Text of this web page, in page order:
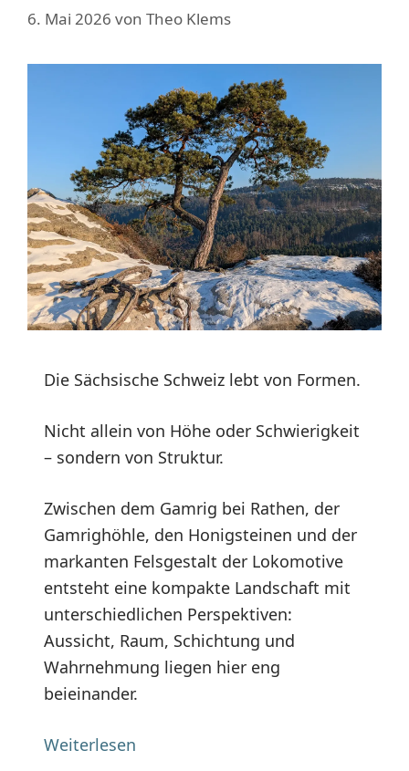
6. Mai 2026 von Theo Klems
Die Sächsische Schweiz lebt von Formen.
Nicht allein von Höhe oder Schwierigkeit
– sondern von Struktur.
Zwischen dem Gamrig bei Rathen, der
Gamrighöhle, den Honigsteinen und der
markanten Felsgestalt der Lokomotive
entsteht eine kompakte Landschaft mit
unterschiedlichen Perspektiven:
Aussicht, Raum, Schichtung und
Wahrnehmung liegen hier eng
beieinander.
Weiterlesen